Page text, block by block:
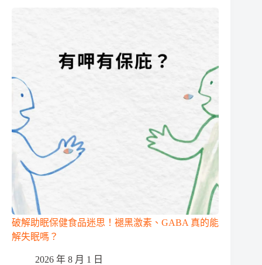
破解助眠保健食品迷思！褪黑激素、GABA 真的能
解失眠嗎？
2026 年 8 月 1 日